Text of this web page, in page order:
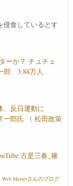
侵食しているとす
ーか？ チュチェ
郎 3.88万人
、反日運動に
郎氏 （ 松田政策
古是三春_篠
文政権の正体 について
Web Masterさんのブログ